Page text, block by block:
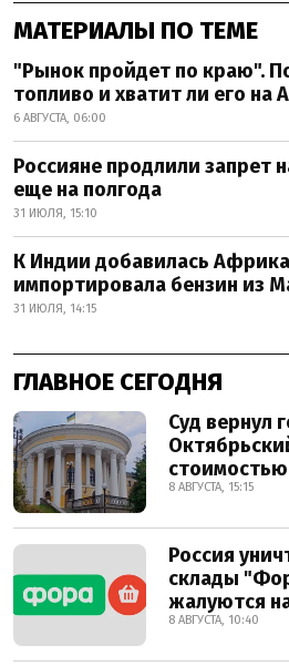
МАТЕРИАЛЫ ПО ТЕМЕ
"Рынок пройдет по краю".
топливо и хватит ли его на
6 АВГУСТА, 06:00
Россияне продлили запрет
еще на полгода
31 ИЮЛЯ, 15:10
К Индии добавилась
импортировала бензин из
31 ИЮЛЯ, 14:15
ГЛАВНОЕ СЕГОДНЯ
Суд вернул
8 АВГУСТА, 15:15
Россия
склады
жалуются
8 АВГУСТА, 10:40